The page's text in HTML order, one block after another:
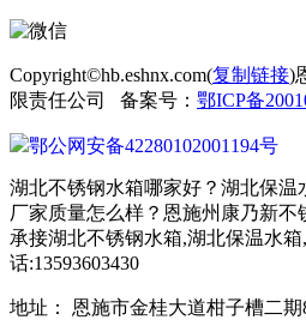
Copyright©hb.eshnx.com(复制链接)
限责任公司 备案号： 鄂ICP备
鄂公网安备42280102001194号
湖北不锈钢水箱哪家好？湖北保温
厂家质量怎么样？恩施州康乃新
承接湖北不锈钢水箱,湖北保温水
话:13593603430
地址： 恩施市金桂大道柑子槽二期